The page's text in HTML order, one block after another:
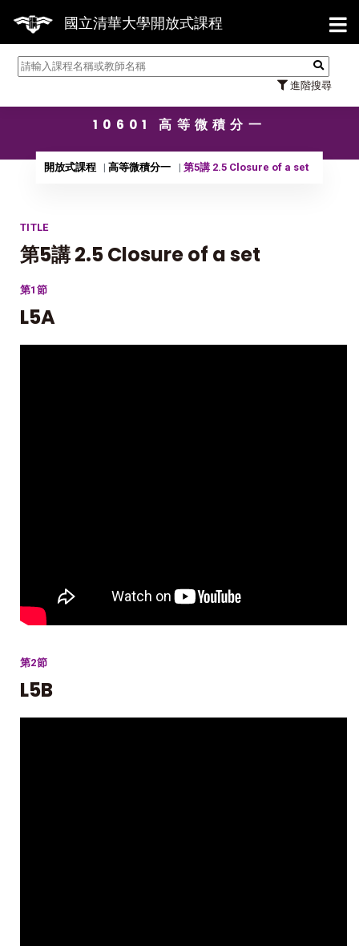
國立清華大學開放式課程
進階搜尋
【7/
10601 高等微積分一
開放式課程 高等微積分一 第5講 2.5 Closure of a set
TITLE
第5講 2.5 Closure of a set
第1節
L5A
第2節
L5B